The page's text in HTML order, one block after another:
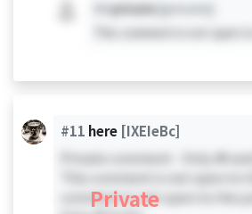
#Xprivate[private]
This comment is not open
#11 here [IXEIeBc]
Private comment - Only #0 and
This comment is not open to
comment is not open to the
Private